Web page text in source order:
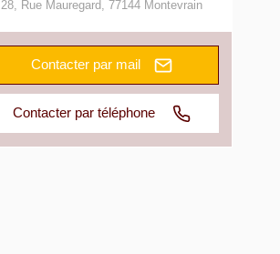
28, Rue Mauregard, 77144 Montevrain
Contacter par mail
Contacter par téléphone